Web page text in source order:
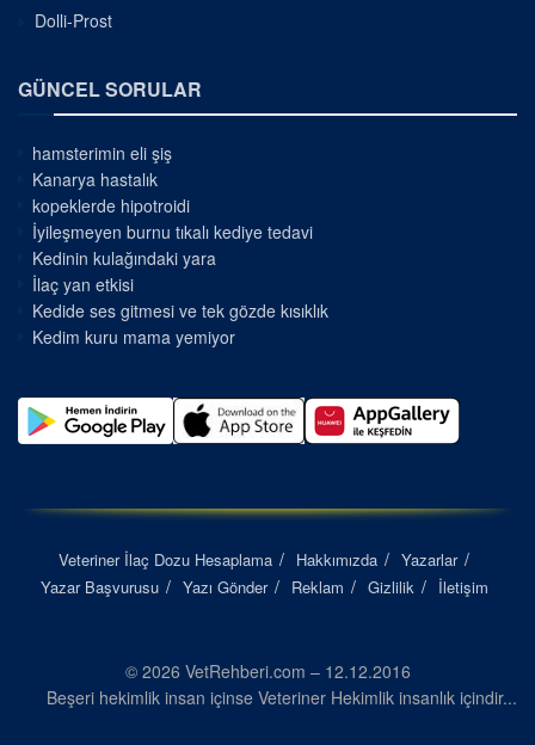
Dolli-Prost
GÜNCEL SORULAR
hamsterimin eli şiş
Kanarya hastalık
kopeklerde hipotroidi
İyileşmeyen burnu tıkalı kediye tedavi
Kedinin kulağındaki yara
İlaç yan etkisi
Kedide ses gitmesi ve tek gözde kısıklık
Kedim kuru mama yemiyor
Veteriner İlaç Dozu Hesaplama Hakkımızda
Yazarlar
Yazar Başvurusu
Yazı Gönder Reklam Gizlilik İletişim
© 2026 VetRehberi.com – 12.12.2016
Beşeri hekimlik insan içinse Veteriner Hekimlik insanlık içindir...